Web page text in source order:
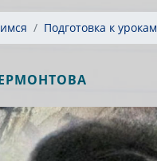
Подготовка к урокам